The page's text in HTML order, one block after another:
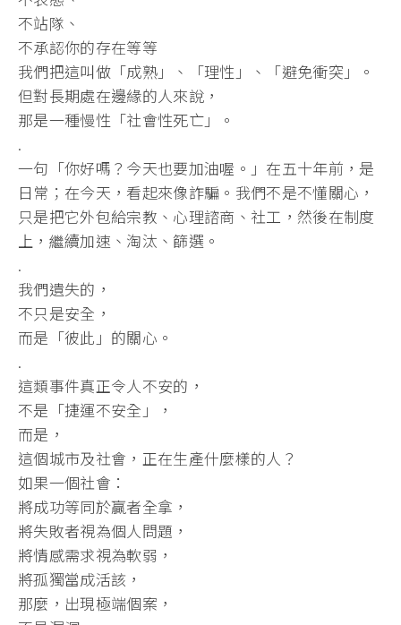
不站隊、
不承認你的存在等等
我們把這叫做「成熟」、「理性」、「避免衝突」。
但對長期處在邊緣的人來說，
那是一種慢性「社會性死亡」。
.
一句「你好嗎？今天也要加油喔。」在五十年前，是
日常；在今天， 看起來像詐騙。我們不是不懂關心，
只是把它外包給宗教、 心理諮商、社工，然後在制度
上，繼續加速、淘汰、篩選。
.
我們遺失的，
不只是安全，
而是「彼此」的關心。
.
這類事件真正令人不安的，
不是「捷運不安全」，
而是，
這個城市及社會，正在生產什麼樣的人？
如果一個社會：
將成功等同於贏者全拿，
將失敗者視為個人問題，
將情感需求視為軟弱，
將孤獨當成活該，
那麼，出現極端個案，